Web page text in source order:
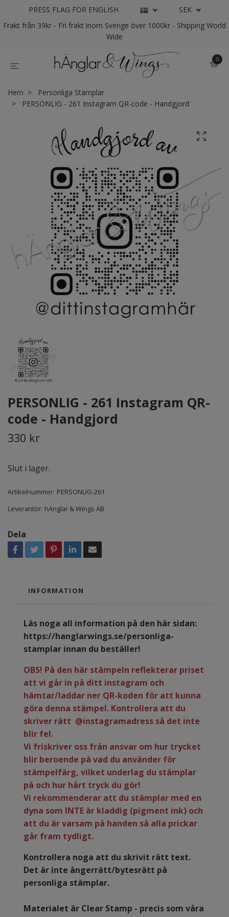
PRESS FLAG FOR ENGLISH
SEK
Frakt från 39kr - Fri frakt inom Sverige över 1000kr - Shipping World
Wide
0
Hem
Personliga Stämplar
PERSONLIG - 261 Instagram QR-code - Handgjord
PERSONLIG - 261 Instagram QR-
code - Handgjord
330 kr
Slut i lager.
Artikelnummer: PERSONLIG-261
Leverantör: hÄnglar & Wings AB
Dela
INFORMATION
Läs noga all information på den här sidan:
https://hanglarwings.se/personliga-
stamplar innan du beställer!
OBS! På den här stämpeln reflekterar priset
att vi går in på ditt instagram och
hämtar/laddar ner QR-koden för att kunna
göra denna stämpel. Kontrollera att du
skriver rätt @instagramadress så det inte
blir fel.
Vi friskriver oss från ansvar om hur trycket
blir beroende på vad du använder för
stämpelfärg, vilket underlag du stämplar
på och hur hårt tryck du gör!
Vi rekommenderar att du stämplar med en
dyna som INTE är kladdig (pigment ink) och
att du är varsam på handen så alla prickar
går fram tydligt.
Kontrollera noga att du skrivit rätt text.
Det är inte ångerrätt/bytesrätt på
personliga stämplar.
Materialet är Clear Stamp - precis som våra